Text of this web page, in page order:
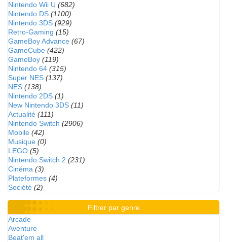
Nintendo Wii U (682)
Nintendo DS (1100)
Nintendo 3DS (929)
Retro-Gaming (15)
GameBoy Advance (67)
GameCube (422)
GameBoy (119)
Nintendo 64 (315)
Super NES (137)
NES (138)
Nintendo 2DS (1)
New Nintendo 3DS (11)
Actualité (111)
Nintendo Switch (2906)
Mobile (42)
Musique (0)
LEGO (5)
Nintendo Switch 2 (231)
Cinéma (3)
Plateformes (4)
Société (2)
Filtrer par genre
Arcade
Aventure
Beat'em all